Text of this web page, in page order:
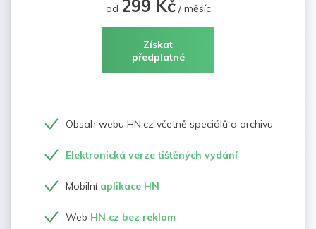
od 299 Kč/ měsíc
Získat
předplatné
Obsah webu HN.cz včetně speciálů a archivu
Elektronická verze tištěných vydání
Mobilní aplikace HN
Web HN.cz bez reklam